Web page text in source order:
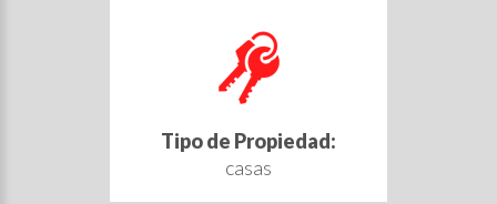
Tipo de Propiedad:
casas